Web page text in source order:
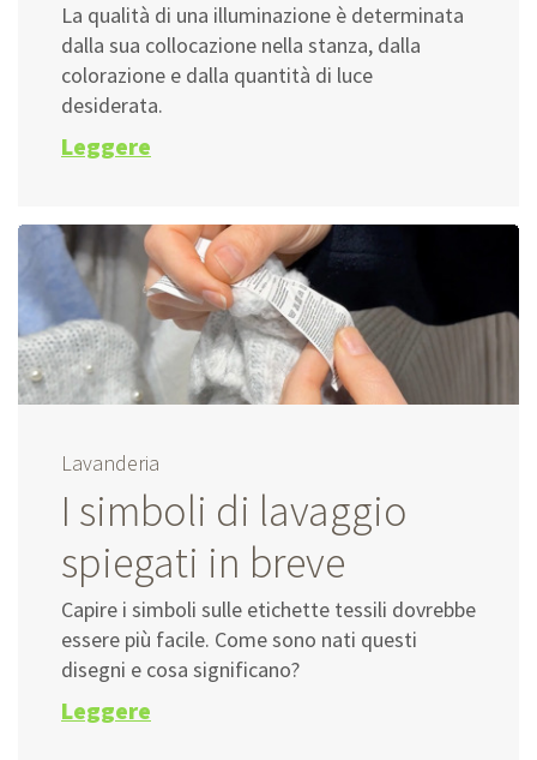
La qualità di una illuminazione è determinata
dalla sua collocazione nella stanza, dalla
colorazione e dalla quantità di luce
desiderata.
Leggere
Lavanderia
I simboli di lavaggio
spiegati in breve
Capire i simboli sulle etichette tessili dovrebbe
essere più facile. Come sono nati questi
disegni e cosa significano?
Leggere